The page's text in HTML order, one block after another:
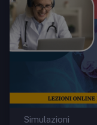
Simulazioni